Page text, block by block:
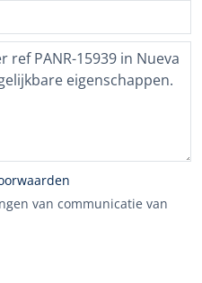
van communicatie van